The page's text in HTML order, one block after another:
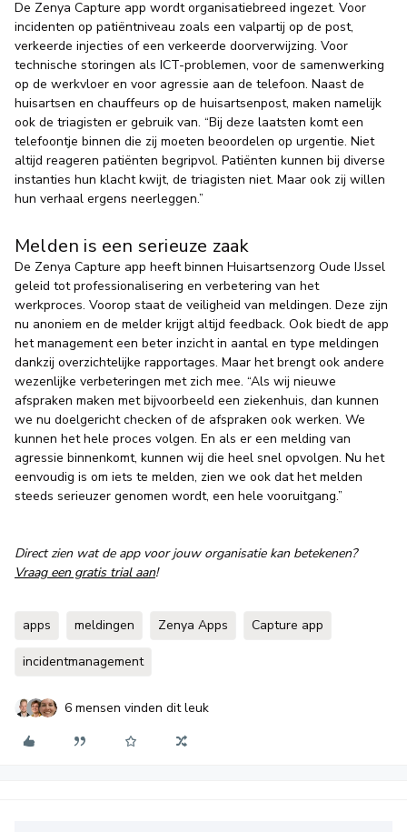
De Zenya Capture app wordt organisatiebreed ingezet. Voor
incidenten op patiëntniveau zoals een valpartij op de post,
verkeerde injecties of een verkeerde doorverwijzing. Voor
technische storingen als ICT-problemen, voor de samenwerking
op de werkvloer en voor agressie aan de telefoon. Naast de
huisartsen en chauffeurs op de huisartsenpost, maken namelijk
ook de triagisten er gebruik van. “Bij deze laatsten komt een
telefoontje binnen die zij moeten beoordelen op urgentie. Niet
altijd reageren patiënten begripvol. Patiënten kunnen bij diverse
instanties hun klacht kwijt, de triagisten niet. Maar ook zij willen
hun verhaal ergens neerleggen.”
Melden is een serieuze zaak
De Zenya Capture app heeft binnen Huisartsenzorg Oude IJssel
geleid tot professionalisering en verbetering van het
werkproces. Voorop staat de veiligheid van meldingen. Deze zijn
nu anoniem en de melder krijgt altijd feedback. Ook biedt de app
het management een beter inzicht in aantal en type meldingen
dankzij overzichtelijke rapportages. Maar het brengt ook andere
wezenlijke verbeteringen met zich mee. “Als wij nieuwe
afspraken maken met bijvoorbeeld een ziekenhuis, dan kunnen
we nu doelgericht checken of de afspraken ook werken. We
kunnen het hele proces volgen. En als er een melding van
agressie binnenkomt, kunnen wij die heel snel opvolgen. Nu het
eenvoudig is om iets te melden, zien we ook dat het melden
steeds serieuzer genomen wordt, een hele vooruitgang.”
Direct zien wat de app voor jouw organisatie kan betekenen?
Vraag een gratis trial aan!
apps meldingen Zenya Apps Capture app
incidentmanagement
6 mensen vinden dit leuk